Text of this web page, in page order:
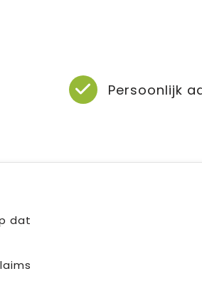
Persoonlijk
dat